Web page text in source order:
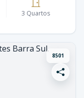
3 Quartos
8501